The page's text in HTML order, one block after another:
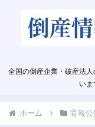
全国の倒産企業・破産法
いま
ホーム 官報公